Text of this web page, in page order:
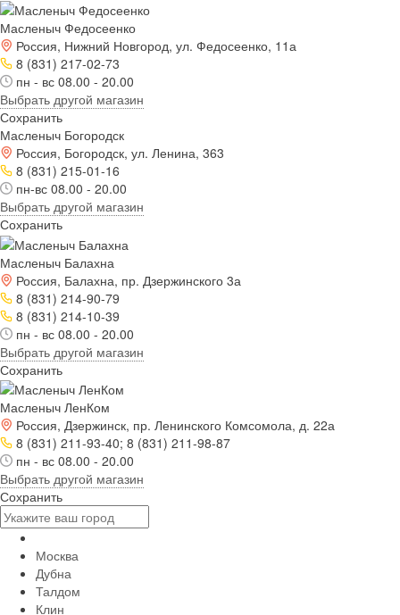
Масленыч Федосеенко
Россия, Нижний Новгород, ул. Федосеенко, 11а
8 (831) 217-02-73
пн - вс 08.00 - 20.00
Выбрать другой магазин
Сохранить
Масленыч Богородск
Россия, Богородск, ул. Ленина, 363
8 (831) 215-01-16
пн-вс 08.00 - 20.00
Выбрать другой магазин
Сохранить
Масленыч Балахна
Россия, Балахна, пр. Дзержинского 3а
8 (831) 214-90-79
8 (831) 214-10-39
пн - вс 08.00 - 20.00
Выбрать другой магазин
Сохранить
Масленыч ЛенКом
Россия, Дзержинск, пр. Ленинского Комсомола, д. 22а
8 (831) 211-93-40; 8 (831) 211-98-87
пн - вс 08.00 - 20.00
Выбрать другой магазин
Сохранить
Москва
Дубна
Талдом
Клин